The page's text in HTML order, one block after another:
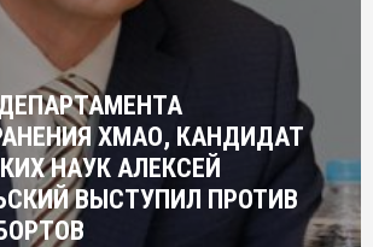
ХМАО, КАНДИДАТ
НАУК АЛЕКСЕЙ
ВЫСТУПИЛ ПРОТИВ